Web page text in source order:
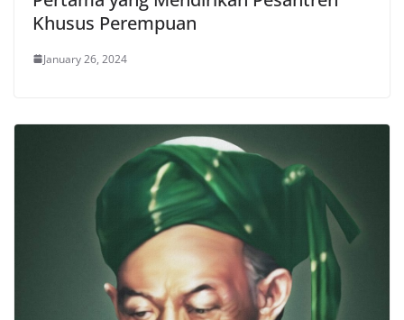
Khusus Perempuan
January 26, 2024